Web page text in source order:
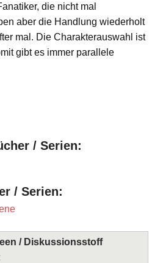
die nicht mal
aber die Handlung wiederholt
mal. Die Charakterauswahl ist
gibt es immer parallele
/ Serien:
/ Serien:
/ Diskussionsstoff